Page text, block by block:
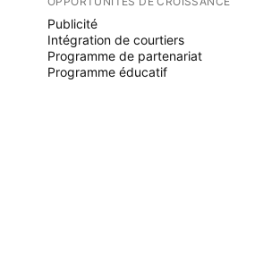
Publicité
Intégration de courtiers
Programme de partenariat
Programme éducatif